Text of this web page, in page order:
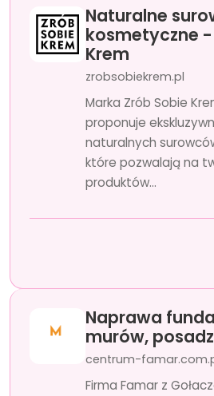
Naturalne
kosmetyczne -
Krem
zrobsobiekrem.pl
Marka Zrób Sobie
proponuje
naturalnych
które pozwalają na
produktów...
Naprawa
murów,
centrum-
Firma Famar z